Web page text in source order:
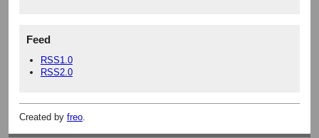
Feed
RSS1.0
RSS2.0
Created by freo.